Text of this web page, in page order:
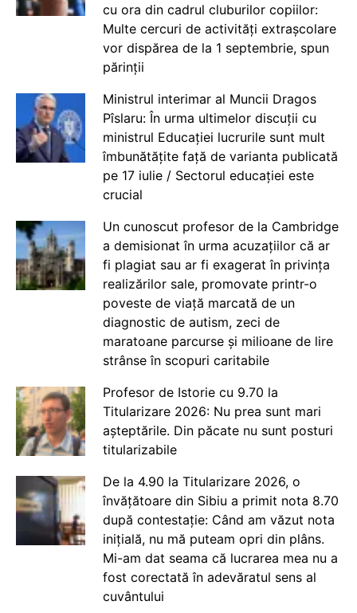
cu ora din cadrul cluburilor copiilor:
Multe cercuri de activități extrașcolare
vor dispărea de la 1 septembrie, spun
părinții
Ministrul interimar al Muncii Dragos
Pîslaru: În urma ultimelor discuții cu
ministrul Educației lucrurile sunt mult
îmbunătățite față de varianta publicată
pe 17 iulie / Sectorul educației este
crucial
Un cunoscut profesor de la Cambridge
a demisionat în urma acuzațiilor că ar
fi plagiat sau ar fi exagerat în privința
realizărilor sale, promovate printr-o
poveste de viață marcată de un
diagnostic de autism, zeci de
maratoane parcurse și milioane de lire
strânse în scopuri caritabile
Profesor de Istorie cu 9.70 la
Titularizare 2026: Nu prea sunt mari
așteptările. Din păcate nu sunt posturi
titularizabile
De la 4.90 la Titularizare 2026, o
învățătoare din Sibiu a primit nota 8.70
după contestație: Când am văzut nota
inițială, nu mă puteam opri din plâns.
Mi-am dat seama că lucrarea mea nu a
fost corectată în adevăratul sens al
cuvântului